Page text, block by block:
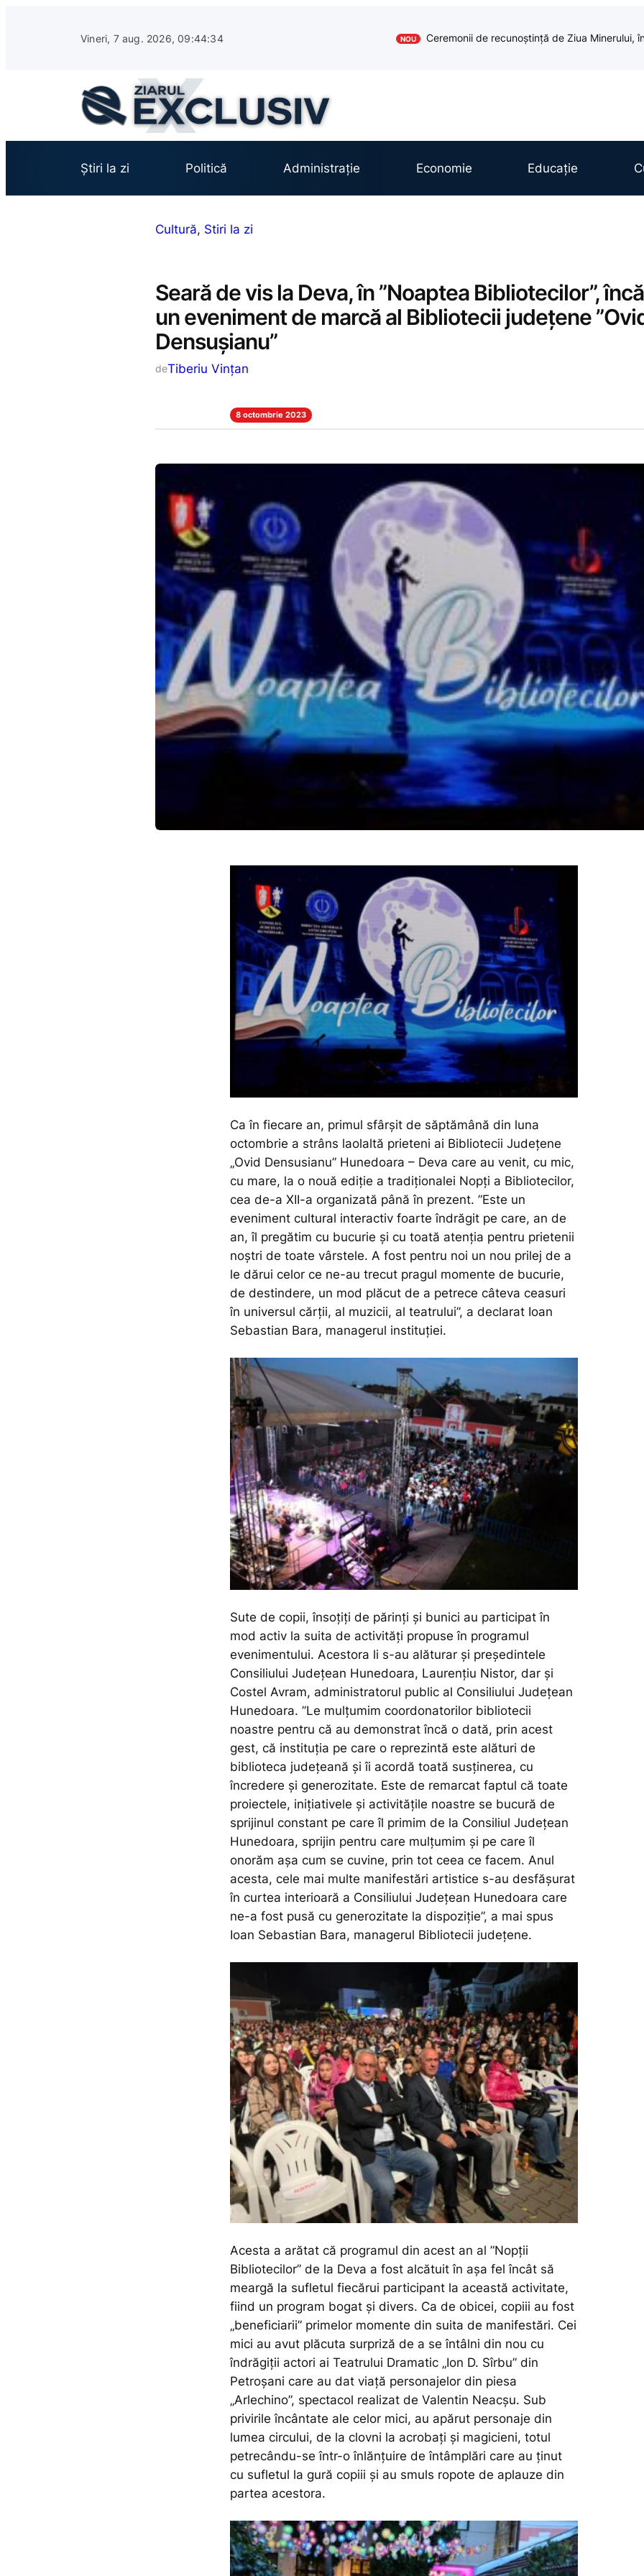
Vineri, 7 aug. 2026, 09:44:35 NOU Ceremonii de recunoștință de Ziua Minerului,
Știri la zi Politică Administrație Economie Educație
Cultură, Stiri la zi
Seară de vis la Deva, în ”Noaptea Bibliotecilor”, încă
un eveniment de marcă al Bibliotecii județene
Densușianu”
deTiberiu Vințan
8 octombrie 2023
Ca în fiecare an, primul sfârșit de săptămână din luna
octombrie a strâns laolaltă prieteni ai Bibliotecii Județene
„Ovid Densusianu” Hunedoara – Deva care au venit, cu mic,
cu mare, la o nouă ediție a tradiționalei Nopți a Bibliotecilor,
cea de-a XII-a organizată până în prezent. ”Este un
eveniment cultural interactiv foarte îndrăgit pe care, an de
an, îl pregătim cu bucurie și cu toată atenția pentru prietenii
noștri de toate vârstele. A fost pentru noi un nou prilej de a
le dărui celor ce ne-au trecut pragul momente de bucurie,
de destindere, un mod plăcut de a petrece câteva ceasuri
în universul cărții, al muzicii, al teatrului”, a declarat Ioan
Sebastian Bara, managerul instituției.
Sute de copii, însoțiți de părinți și bunici au participat în
mod activ la suita de activități propuse în programul
evenimentului. Acestora li s-au alăturar și președintele
Consiliului Județean Hunedoara, Laurențiu Nistor, dar și
Costel Avram, administratorul public al Consiliului Județean
Hunedoara. ”Le mulțumim coordonatorilor bibliotecii
noastre pentru că au demonstrat încă o dată, prin acest
gest, că instituția pe care o reprezintă este alături de
biblioteca județeană și îi acordă toată susținerea, cu
încredere și generozitate. Este de remarcat faptul că toate
proiectele, inițiativele și activitățile noastre se bucură de
sprijinul constant pe care îl primim de la Consiliul Județean
Hunedoara, sprijin pentru care mulțumim și pe care îl
onorăm așa cum se cuvine, prin tot ceea ce facem. Anul
acesta, cele mai multe manifestări artistice s-au desfășurat
în curtea interioară a Consiliului Județean Hunedoara care
ne-a fost pusă cu generozitate la dispoziție”, a mai spus
Ioan Sebastian Bara, managerul Bibliotecii județene.
Acesta a arătat că programul din acest an al ”Nopții
Bibliotecilor” de la Deva a fost alcătuit în așa fel încât să
meargă la sufletul fiecărui participant la această activitate,
fiind un program bogat și divers. Ca de obicei, copiii au fost
„beneficiarii” primelor momente din suita de manifestări. Cei
mici au avut plăcuta surpriză de a se întâlni din nou cu
îndrăgiții actori ai Teatrului Dramatic „Ion D. Sîrbu” din
Petroșani care au dat viață personajelor din piesa
„Arlechino”, spectacol realizat de Valentin Neacșu. Sub
privirile încântate ale celor mici, au apărut personaje din
lumea circului, de la clovni la acrobați și magicieni, totul
petrecându-se într-o înlănțuire de întâmplări care au ținut
cu sufletul la gură copiii și au smuls ropote de aplauze din
partea acestora.